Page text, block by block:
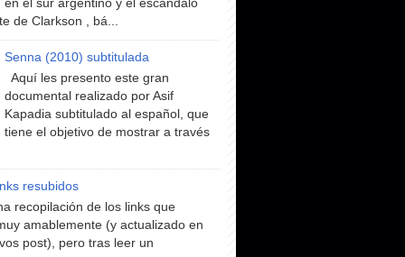
en el sur argentino y el escándalo
de Clarkson , bá...
Senna (2010) subtitulada
Aquí les presento este gran
documental realizado por Asif
Kapadia subtitulado al español, que
tiene el objetivo de mostrar a través
resubidos
recopilación de los links que
amablemente (y actualizado en
post), pero tras leer un